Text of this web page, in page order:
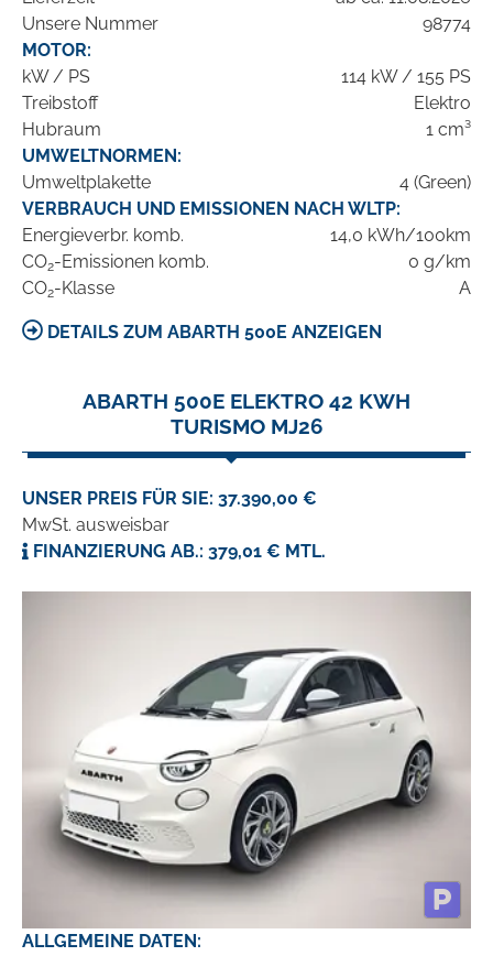
Unsere Nummer
98774
MOTOR:
kW / PS
114 kW / 155 PS
Treibstoff
Elektro
Hubraum
1 cm³
UMWELTNORMEN:
Umweltplakette
4 (Green)
VERBRAUCH UND EMISSIONEN NACH WLTP:
Energieverbr. komb.
14,0 kWh/100km
CO2-Emissionen komb.
0 g/km
CO2-Klasse A
DETAILS ZUM ABARTH 500E ANZEIGEN
ABARTH 500E ELEKTRO 42 KWH
TURISMO MJ26
UNSER PREIS FÜR SIE: 37.390,00 €
MwSt. ausweisbar
FINANZIERUNG AB.: 379,01 € MTL.
ALLGEMEINE DATEN: